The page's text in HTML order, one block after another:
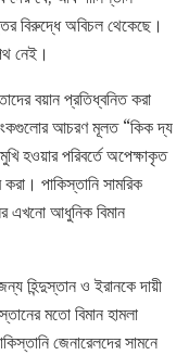
বিরুদ্ধে অবিচল থেকেছে।
নেই।
বয়ান প্রতিধ্বনিত করা
আচরণ মূলত “কিক দ্য
হওয়ার পরিবর্তে অপেক্ষাকৃত
পাকিস্তানি সামরিক
এখনো আধুনিক বিমান
হিন্দুস্তান ও ইরানকে দায়ী
মতো বিমান হামলা
জেনারেলদের সামনে